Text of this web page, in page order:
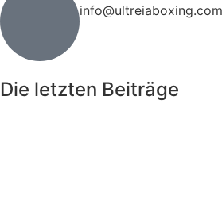
info@ultreiaboxing.com
Die letzten Beiträge